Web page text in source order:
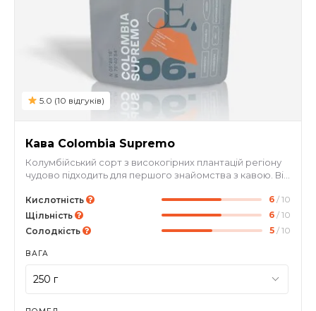
5.0 (10 відгуків)
Кава Colombia Supremo
Колумбійський сорт з високогірних плантацій регіону
чудово підходить для першого знайомства з кавою. Він
лісового горіха, молочного шоколаду та ніжної
карамелі, а також легкою кислинкою лимону та
сухофруктів. Мита обробка гарантує чистоту і якість
кави, тому цей сорт задовольнить шукачів
збалансованого смаку в кожній чашці.
Кислотність 6 / 10
Щільність
6 / 10
Солодкість
5 / 10
ВАГА